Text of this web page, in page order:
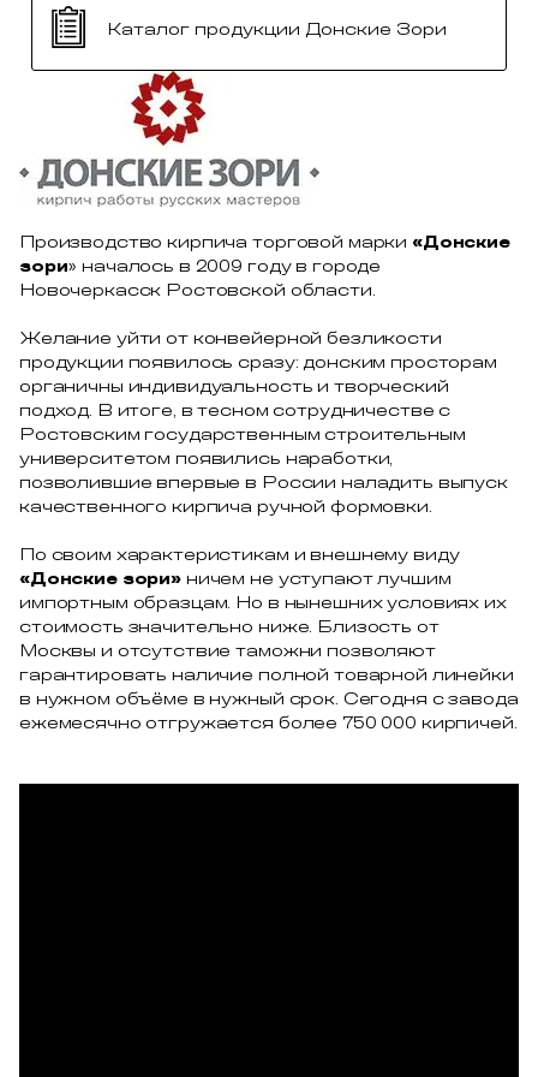
Каталог продукции Донские Зори
Производство кирпича торговой марки «Донские
зори» началось в 2009 году в городе
Новочеркасск Ростовской области.
Желание уйти от конвейерной безликости
продукции появилось сразу: донским просторам
органичны индивидуальность и творческий
подход. В итоге, в тесном сотрудничестве с
Ростовским государственным строительным
университетом появились наработки,
позволившие впервые в России наладить выпуск
качественного кирпича ручной формовки.
По своим характеристикам и внешнему виду
«Донские зори» ничем не уступают лучшим
импортным образцам. Но в нынешних условиях их
стоимость значительно ниже. Близость от
Москвы и отсутствие таможни позволяют
гарантировать наличие полной товарной линейки
в нужном объёме в нужный срок. Сегодня с завода
ежемесячно отгружается более 750 000 кирпичей.